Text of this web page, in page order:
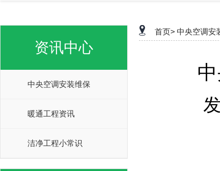
资讯中心
中央空调安装维保
暖通工程资讯
洁净工程小常识
首页> 中央空调安